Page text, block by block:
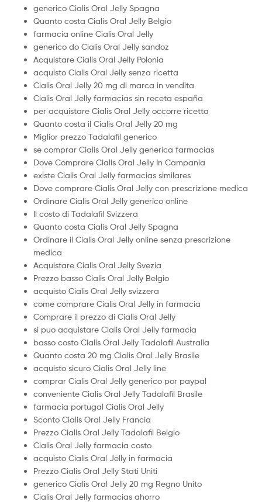
generico Cialis Oral Jelly Spagna
Quanto costa Cialis Oral Jelly Belgio
farmacia online Cialis Oral Jelly
generico do Cialis Oral Jelly sandoz
Acquistare Cialis Oral Jelly Polonia
acquisto Cialis Oral Jelly senza ricetta
Cialis Oral Jelly 20 mg di marca in vendita
Cialis Oral Jelly farmacias sin receta españa
per acquistare Cialis Oral Jelly occorre ricetta
Quanto costa il Cialis Oral Jelly 20 mg
Miglior prezzo Tadalafil generico
se comprar Cialis Oral Jelly generica farmacias
Dove Comprare Cialis Oral Jelly In Campania
existe Cialis Oral Jelly farmacias similares
Dove comprare Cialis Oral Jelly con prescrizione medica
Ordinare Cialis Oral Jelly generico online
Il costo di Tadalafil Svizzera
Quanto costa Cialis Oral Jelly Spagna
Ordinare il Cialis Oral Jelly online senza prescrizione
medica
Acquistare Cialis Oral Jelly Svezia
Prezzo basso Cialis Oral Jelly Belgio
acquisto Cialis Oral Jelly svizzera
come comprare Cialis Oral Jelly in farmacia
Comprare il prezzo di Cialis Oral Jelly
si puo acquistare Cialis Oral Jelly farmacia
basso costo Cialis Oral Jelly Tadalafil Australia
Quanto costa 20 mg Cialis Oral Jelly Brasile
acquisto sicuro Cialis Oral Jelly line
comprar Cialis Oral Jelly generico por paypal
conveniente Cialis Oral Jelly Tadalafil Brasile
farmacia portugal Cialis Oral Jelly
Sconto Cialis Oral Jelly Francia
Prezzo Cialis Oral Jelly Tadalafil Belgio
Cialis Oral Jelly farmacia costo
acquisto Cialis Oral Jelly in farmacia
Prezzo Cialis Oral Jelly Stati Uniti
generico Cialis Oral Jelly 20 mg Regno Unito
Cialis Oral Jelly farmacias ahorro